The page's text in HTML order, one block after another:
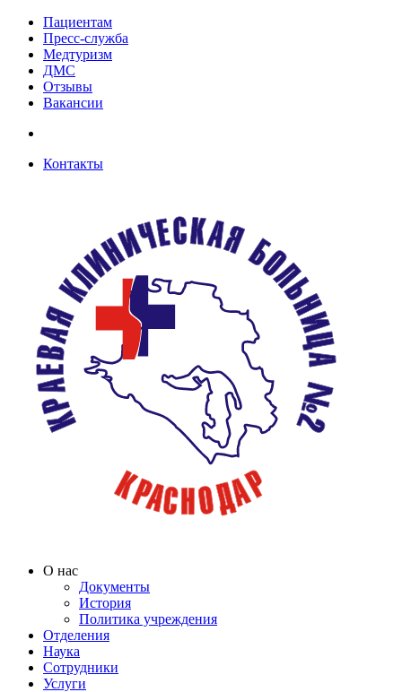
Пациентам
Пресс-служба
Медтуризм
ДМС
Отзывы
Вакансии
Контакты
О нас
Документы
История
Политика учреждения
Отделения
Наука
Сотрудники
Услуги